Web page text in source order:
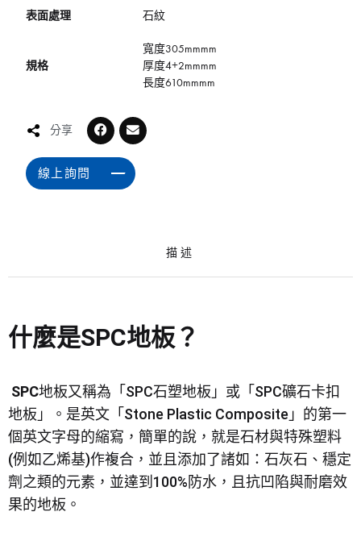
表面處理 石紋
規格
寬度305mmmm
厚度4+2mmmm
長度610mmmm
分享
線上詢問
描述
什麼是SPC地板？
SPC地板又稱為「SPC石塑地板」或「SPC礦石卡扣
地板」。是英文「Stone Plastic Composite」的第一
個英文字母的縮寫，簡單的說，就是石材與特殊塑料
(例如乙烯基)作複合，並且添加了諸如：石灰石、穩定
劑之類的元素，並達到100%防水，且抗凹陷與耐磨效
果的地板。